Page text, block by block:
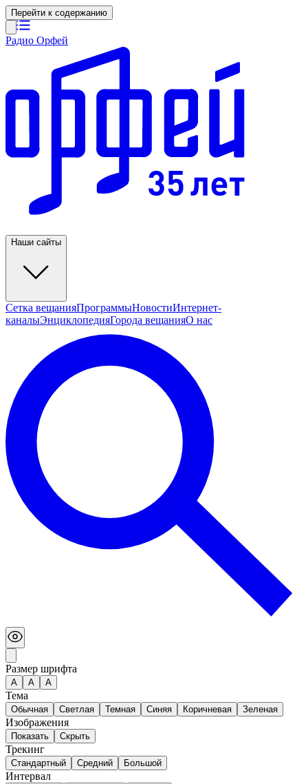
Перейти к содержанию
Радио Орфей
Наши сайты
Сетка вещанияПрограммыНовостиИнтернет-
каналыЭнциклопедияГорода вещанияО нас
Размер шрифта
А A A
Тема
Обычная Светлая Темная Синяя Коричневая Зеленая
Изображения
Показать Скрыть
Трекинг
Стандартный Средний Большой
Интервал